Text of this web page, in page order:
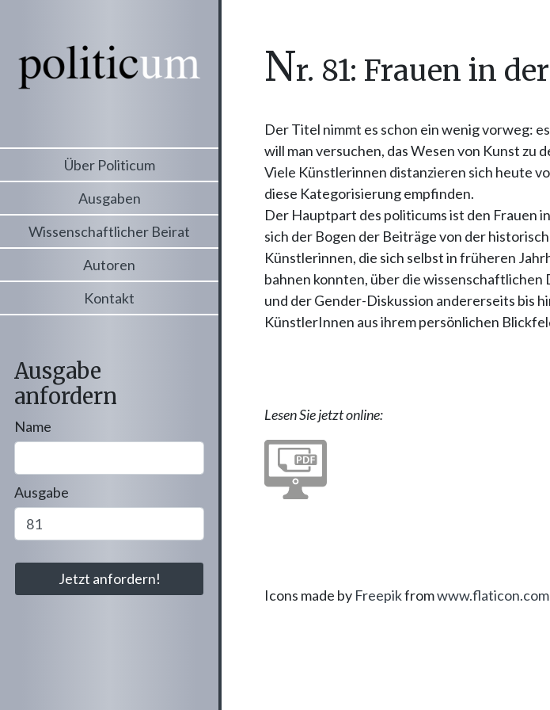
Über Politicum
Ausgaben
Wissenschaftlicher Beirat
Autoren
Kontakt
Ausgabe
anfordern
Name
Ausgabe
nr. 81: Frauen in
Der Titel nimmt es schon ein wenig vorweg:
will man versuchen, das Wesen von Kunst zu
Viele Künstlerinnen distanzieren sich heute
diese Kategorisierung empfinden.
Der Hauptpart des politicums ist den Frauen
sich der Bogen der Beiträge von der
Künstlerinnen, die sich selbst in früheren
bahnen konnten, über die
und der Gender-Diskussion andererseits bis
KünstlerInnen aus ihrem persönlichen
Lesen Sie jetzt online:
Icons made by Freepikfromwww.flaticon.com